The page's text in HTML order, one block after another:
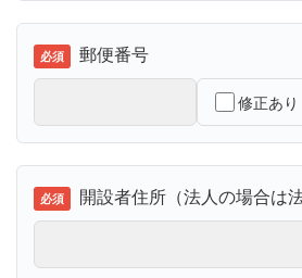
郵便番号
修正あり
開設者住所（法人の場合は